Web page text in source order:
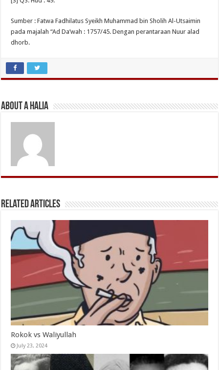
Sumber : Fatwa Fadhilatus Syeikh Muhammad bin Sholih Al-Utsaimin
pada majalah “Ad Da’wah : 1757/45. Dengan perantaraan Nuur alad
dhorb.
About A Halia
Related Articles
Rokok vs Waliyullah
July 23, 2024